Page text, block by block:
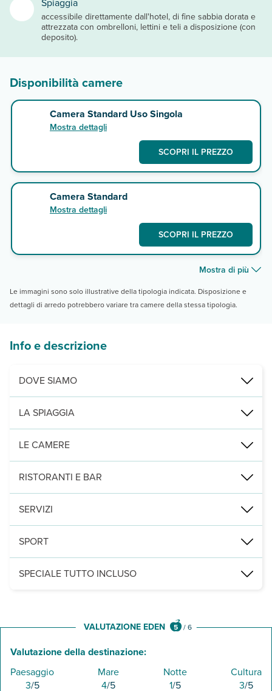
accessibile direttamente dall'hotel, di fine sabbia dorata e
attrezzata con ombrelloni, lettini e teli a disposizione (con
deposito).
Disponibilità camere
Camera Standard Uso Singola
Mostra dettagli
SCOPRI IL PREZZO
Camera Standard
Mostra dettagli
SCOPRI IL PREZZO
Mostra di più
Le immagini sono solo illustrative della tipologia indicata. Disposizione e
dettagli di arredo potrebbero variare tra camere della stessa tipologia.
Info e descrizione
DOVE SIAMO
Midoun, Isola di Djerba, con accesso diretto alla spiaggia, a 12
LA SPIAGGIA
accesso diretto dall'hotel, di fine sabbia dorata, attrezzata con
LE CAMERE
335 camere, fra camere standard, camere vista mare e camere
RISTORANTI E BAR
3 ristoranti, di cui 1 con cucina italiana (1 cena a soggiorno), 1
SERVIZI
3 piscine, di cui 1 principale con area separata per bambini,
SPORT
palestra, campo da tennis, minigolf, tiro con l'arco, aquagym,
SPECIALE TUTTO INCLUSO
- snack serali (3 volte a settimana)
- bevande alcoliche e analcoliche al bicchiere presso il bar
VALUTAZIONE EDEN 5 /6
Valutazione della destinazione:
Paesaggio
3/5
Mare
4/5
Notte
1/5
Cultura
3/5